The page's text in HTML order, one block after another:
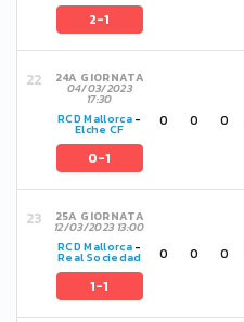
2-1
24A GIORNATA
04/03/2023
17:30
RCD Mallorca -
Elche CF
0-1
0 0 0
25A GIORNATA
12/03/2023 13:00
RCD Mallorca -
Real Sociedad
1-1
0 0 0